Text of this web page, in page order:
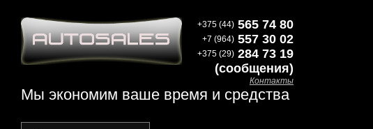
Мы экономим ваше время и средства
+375 (44) 565 74 80
+7 (964) 557 30 02
+375 (29) 284 73 19
(сообщения)
Контакты